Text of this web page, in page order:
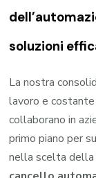
soluzioni
La nostra
lavoro e
collaborano in
primo piano per
nella scelta della